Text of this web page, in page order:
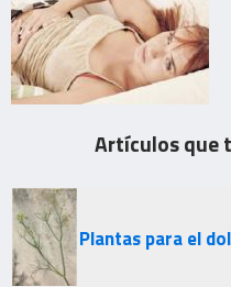
Artículos que
Plantas para el